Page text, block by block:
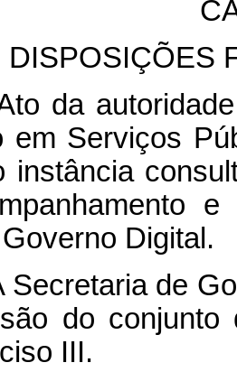
DISPOSIÇÕES
da
em Serviços
instância
Digital.
de
do
III.